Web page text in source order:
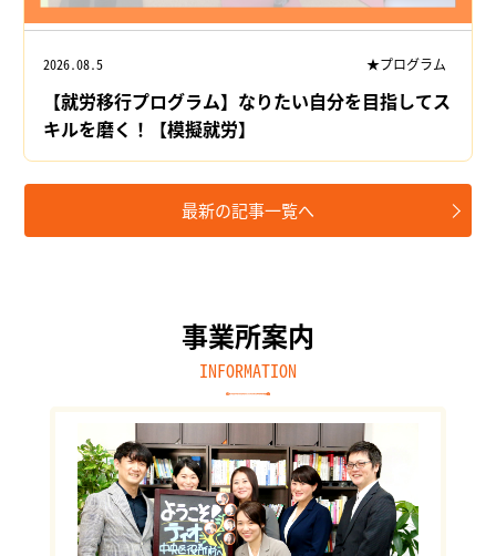
2026.08.5 ★プログラム
【就労移行プログラム】なりたい自分を目指してス
キルを磨く！【模擬就労】
最新の記事一覧へ
事業所案内
INFORMATION